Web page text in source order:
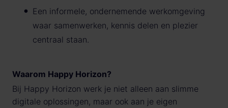
Een informele, ondernemende werkomgeving
waar samenwerken, kennis delen en plezier
centraal staan.
Waarom Happy Horizon?
Bij Happy Horizon werk je niet alleen aan slimme
digitale oplossingen, maar ook aan je eigen